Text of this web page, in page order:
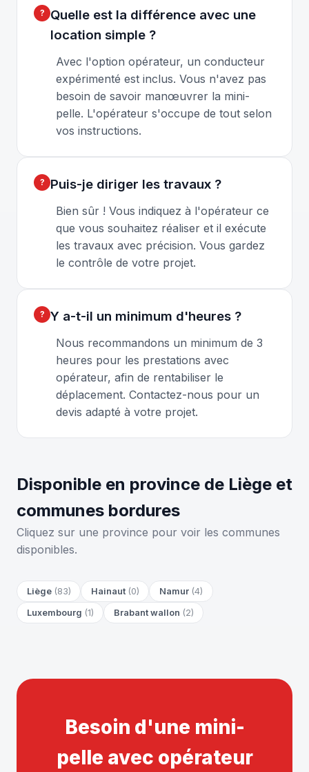
Quelle est la différence avec une
location simple ?
Avec l'option opérateur, un conducteur
expérimenté est inclus. Vous n'avez pas
besoin de savoir manœuvrer la mini-
pelle. L'opérateur s'occupe de tout selon
vos instructions.
Puis-je diriger les travaux ?
Bien sûr ! Vous indiquez à l'opérateur ce
que vous souhaitez réaliser et il exécute
les travaux avec précision. Vous gardez
le contrôle de votre projet.
Y a-t-il un minimum d'heures ?
Nous recommandons un minimum de 3
heures pour les prestations avec
opérateur, afin de rentabiliser le
déplacement. Contactez-nous pour un
devis adapté à votre projet.
Disponible en province de Liège et
communes bordures
Cliquez sur une province pour voir les communes
disponibles.
Liège (83) Hainaut (0) Namur (4)
Luxembourg (1) Brabant wallon (2)
Besoin d'une mini-
pelle avec opérateur